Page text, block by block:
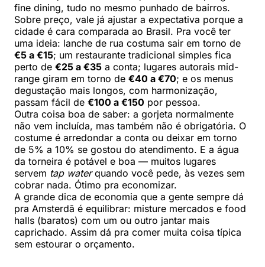
fine dining, tudo no mesmo punhado de bairros.
Sobre preço, vale já ajustar a expectativa porque a
cidade é cara comparada ao Brasil. Pra você ter
uma ideia: lanche de rua costuma sair em torno de
€5 a €15; um restaurante tradicional simples fica
perto de €25 a €35 a conta; lugares autorais mid-
range giram em torno de €40 a €70; e os menus
degustação mais longos, com harmonização,
passam fácil de €100 a €150 por pessoa.
Outra coisa boa de saber: a gorjeta normalmente
não vem incluída, mas também não é obrigatória. O
costume é arredondar a conta ou deixar em torno
de 5% a 10% se gostou do atendimento. E a água
da torneira é potável e boa — muitos lugares
servem tap waterquando você pede, às vezes sem
cobrar nada. Ótimo pra economizar.
A grande dica de economia que a gente sempre dá
pra Amsterdã é equilibrar: misture mercados e food
halls (baratos) com um ou outro jantar mais
caprichado. Assim dá pra comer muita coisa típica
sem estourar o orçamento.